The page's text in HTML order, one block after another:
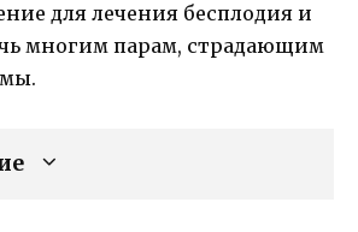
для лечения бесплодия и
многим парам, страдающим